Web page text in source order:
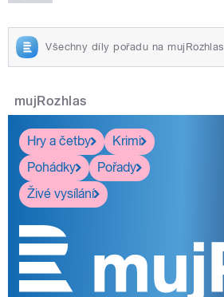
Všechny díly pořadu na mujRozhlas
mujRozhlas
Hry a četby
Krimi
Pohádky
Pořady
Živé vysílání